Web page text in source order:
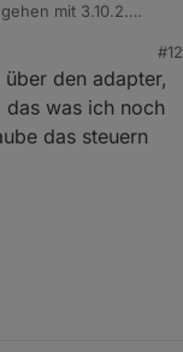
mit 3.10.2.
#12
den adapter,
das was ich noch
das steuern